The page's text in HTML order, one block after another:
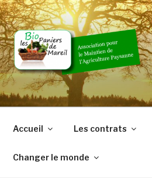
Accueil Les contrats
Changer le monde